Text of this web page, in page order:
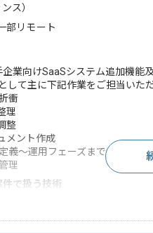
ス）
部リモート
企業向けSaaSシステム追加機能
して主に下記作業をご担当いた
衝
理
整
メント作成
義〜運用フェーズまでの全体管
理
件で扱う技術